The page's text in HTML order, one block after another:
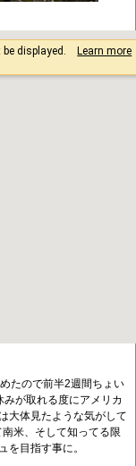
たので前半2週間ちょい
が取れる度にアメリカ
大体見たような気がして
米、そして知ってる限
を目指す事に。